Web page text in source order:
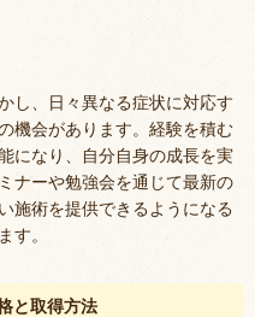
し、日々異なる症状に対応す
機会があります。経験を積む
になり、自分自身の成長を実
ナーや勉強会を通じて最新の
施術を提供できるようになる
す。
と取得方法